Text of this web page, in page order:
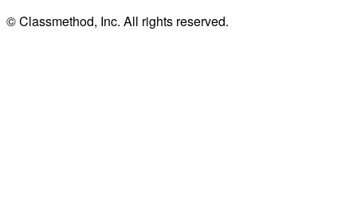
© Classmethod, Inc. All rights reserved.